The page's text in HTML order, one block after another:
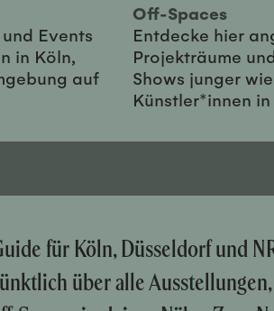
Events
in Köln,
auf
Off-Spaces
Entdecke hier
Projekträume
Shows junger
Künstler*innen
für Köln, Düsseldorf und
über alle